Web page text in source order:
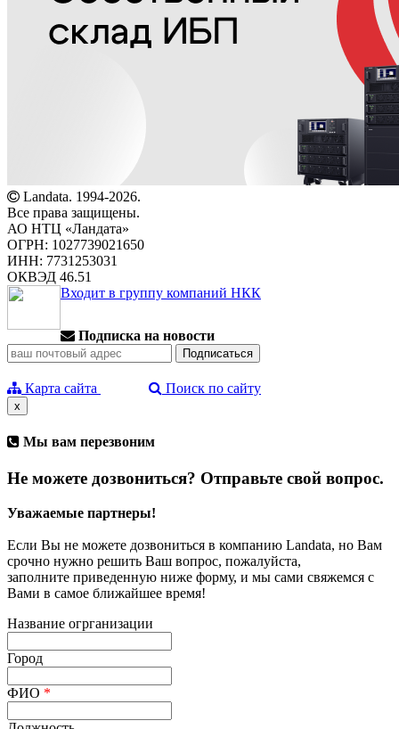
Landata. 1994-2026.
Все права защищены.
АО НТЦ «Ландата»
ОГРН: 1027739021650
ИНН: 7731253031
ОКВЭД 46.51
Входит в группу компаний НКК
Подписка на новости
Карта сайта Поиск по сайту
x
Мы вам перезвоним
Не можете дозвониться? Отправьте свой вопрос.
Уважаемые партнеры!
Если Вы не можете дозвониться в компанию Landata, но Вам
срочно нужно решить Ваш вопрос, пожалуйста,
заполните приведенную ниже форму, и мы сами свяжемся с
Вами в самое ближайшее время!
Название огрганизации
Город
ФИО *